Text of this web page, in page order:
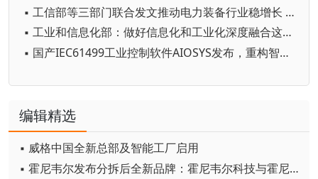
▪ 工信部等三部门联合发文推动电力装备行业稳增长 提出2025—2026年主要目标和8项举措
▪ 工业和信息化部：做好信息化和工业化深度融合这篇大文章
▪ 国产IEC61499工业控制软件AIOSYS发布，重构智能制造技术体系
编辑精选
▪ 威格中国全新总部及智能工厂启用
▪ 霍尼韦尔发布分拆后全新品牌：霍尼韦尔科技与霍尼韦尔航空航天